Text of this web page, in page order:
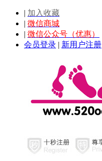
| 加入收藏
| 微信商城
| 微信公众号（优惠）
会员登录 | 新用户注册